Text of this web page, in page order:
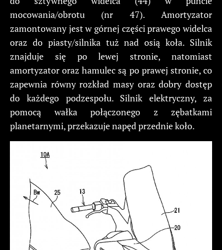
mocowania/obrotu (nr 47). Amortyzator
zamontowany jest w górnej części prawego widelca
oraz do piasty/silnika tuż nad osią koła. Silnik
znajduje się po lewej stronie, natomiast
amortyzator oraz hamulec są po prawej stronie, co
zapewnia równy rozkład masy oraz dobry dostęp
do każdego podzespołu. Silnik elektryczny, za
pomocą wałka połączonego z zębatkami
planetarnymi, przekazuje napęd przednie koło.